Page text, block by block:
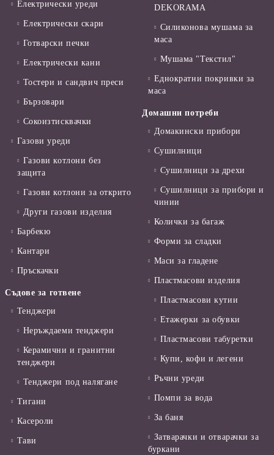
Електрически уреди
Електрически скари
Готварски печки
Електрически кани
Тостери и сандвич преси
Бързовари
Сокоизтисквачки
Газови уреди
Газови котлони без
защита
Газови котлони за открито
Други газови изделия
Барбекю
Кантари
Пръскачки
Съдове за готвене
Тенджери
Неръждаеми тенджери
Керамични и гранитни
тенджери
Тенджери под налягане
Тигани
Касероли
Тави
DEKORAMA
Силиконова мушама за
маса
Мушама "Текстил"
Еднократни покривки за
маса
Домашни потреби
Домакински прибори
Сушилници
Сушилници за дрехи
Сушилници за прибори и
чинии
Колички за багаж
Форми за сладки
Маси за гладене
Пластмасови изделия
Пластмасови кутии
Етажерки за обувки
Пластмасови табуретки
Купи, кофи и легени
Ръчни уреди
Помпи за вода
За баня
Затварачки и отварачки за
буркани